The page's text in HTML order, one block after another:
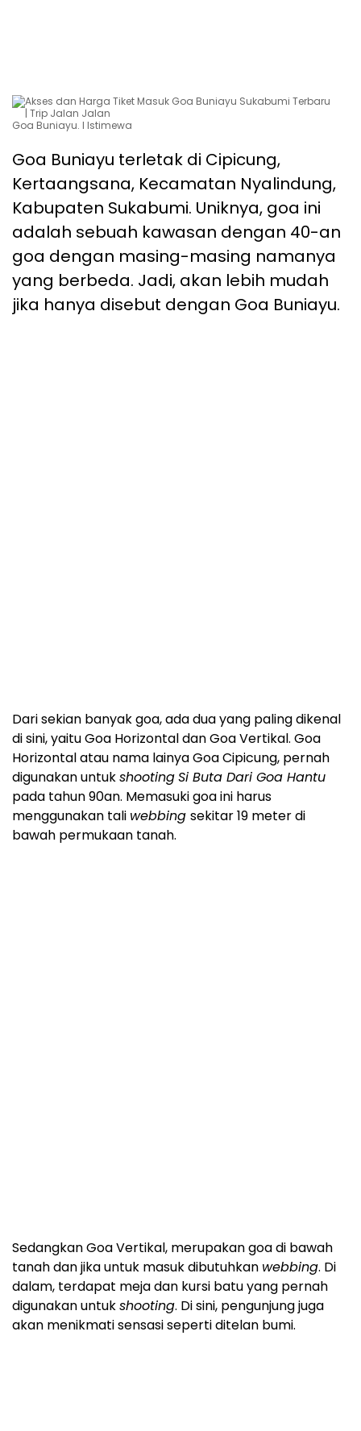
Goa Buniayu. l Istimewa
Goa Buniayu terletak di Cipicung,
Kertaangsana, Kecamatan Nyalindung,
Kabupaten Sukabumi. Uniknya, goa ini
adalah sebuah kawasan dengan 40-an
goa dengan masing-masing namanya
yang berbeda. Jadi, akan lebih mudah
jika hanya disebut dengan Goa Buniayu.
Dari sekian banyak goa, ada dua yang paling dikenal
di sini, yaitu Goa Horizontal dan Goa Vertikal. Goa
Horizontal atau nama lainya Goa Cipicung, pernah
digunakan untukshootingSi Buta Dari Goa Hantu
pada tahun 90an. Memasuki goa ini harus
menggunakan tali webbing sekitar 19 meter di
bawah permukaan tanah.
Sedangkan Goa Vertikal, merupakan goa di bawah
tanah dan jika untuk masuk dibutuhkan webbing. Di
dalam, terdapat meja dan kursi batu yang pernah
digunakan untukshooting. Di sini, pengunjung juga
akan menikmati sensasi seperti ditelan bumi.